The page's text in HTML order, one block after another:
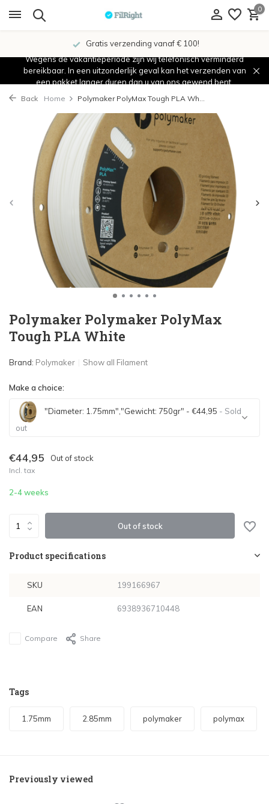
0
Gratis verzending vanaf € 100!
Wegens de vakantieperiode zijn wij telefonisch verminderd
bereikbaar. In een uitzonderlijk geval kan het verzenden van
een pakket langer duren dan u van ons gewend bent.
Back Home Polymaker PolyMax Tough PLA Wh...
Polymaker Polymaker PolyMax
Tough PLA White
Brand: Polymaker Show all Filament
Make a choice:
"Diameter: 1.75mm","Gewicht: 750gr" - €44,95 - Sold
out
€44,95 Out of stock
Incl. tax
2-4 weeks
Out of stock
Product specifications
SKU 199166967
EAN 6938936710448
Compare Share
Tags
1.75mm 2.85mm polymaker polymax
Previously viewed